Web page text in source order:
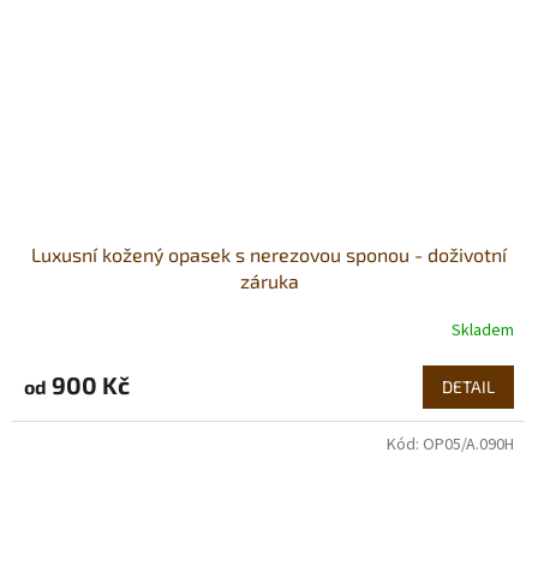
Luxusní kožený opasek s nerezovou sponou - doživotní
záruka
Skladem
od 900 Kč DETAIL
Kód: OP05/A.090H